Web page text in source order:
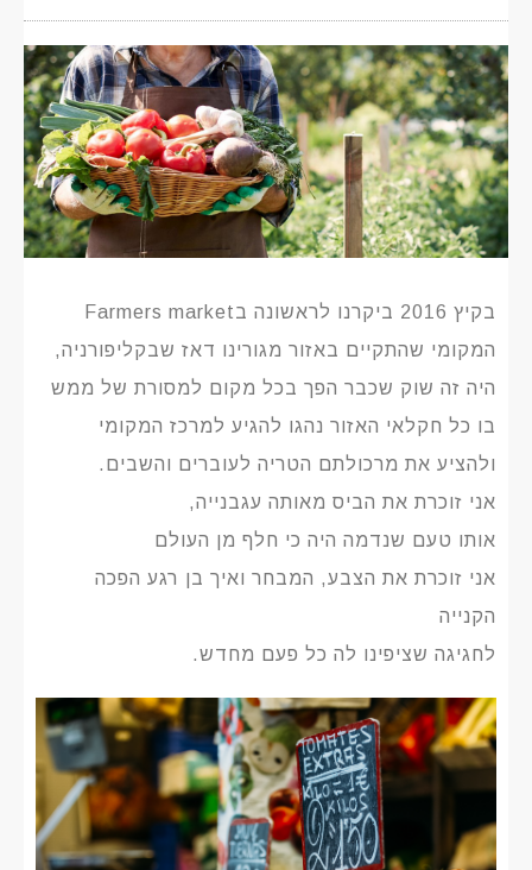
בקיץ 2016 ביקרנו לראשונה בFarmers market
המקומי שהתקיים באזור מגורינו דאז שבקליפורניה,
היה זה שוק שכבר הפך בכל מקום למסורת של ממש
בו כל חקלאי האזור נהגו להגיע למרכז המקומי
ולהציע את מרכולתם הטריה לעוברים והשבים.
אני זוכרת את הביס מאותה עגבנייה,
אותו טעם שנדמה היה כי חלף מן העולם
אני זוכרת את הצבע, המבחר ואיך בן רגע הפכה
הקנייה
לחגיגה שציפינו לה כל פעם מחדש.